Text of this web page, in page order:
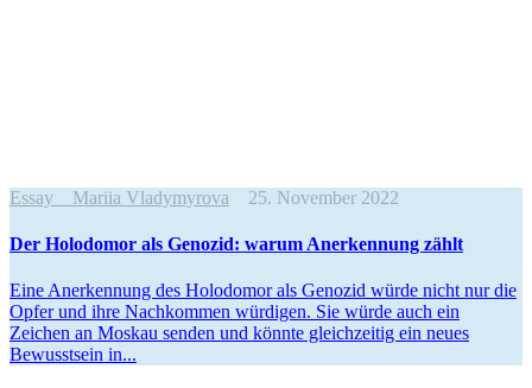
Essay Mariia Vladymyrova 25. November 2022
Der Holo­do­mor als Genozid: warum Aner­ken­nung zählt
Eine Aner­ken­nung des Holo­do­mor als Genozid würde nicht nur die
Opfer und ihre Nach­kom­men wür­di­gen. Sie würde auch ein
Zeichen an Moskau senden und könnte gleich­zei­tig ein neues
Bewusst­sein in...